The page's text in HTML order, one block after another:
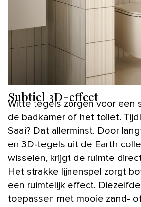
Subtiel 3D-effect
Witte tegels zorgen voor een
de badkamer of het toilet.
Saai? Dat allerminst. Door
en 3D-tegels uit de Earth
wisselen, krijgt de ruimte
Het strakke lijnenspel zorgt
een ruimtelijk effect.
toepassen met mooie zand-